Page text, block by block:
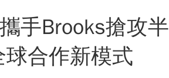
手Brooks搶攻半
合作新模式